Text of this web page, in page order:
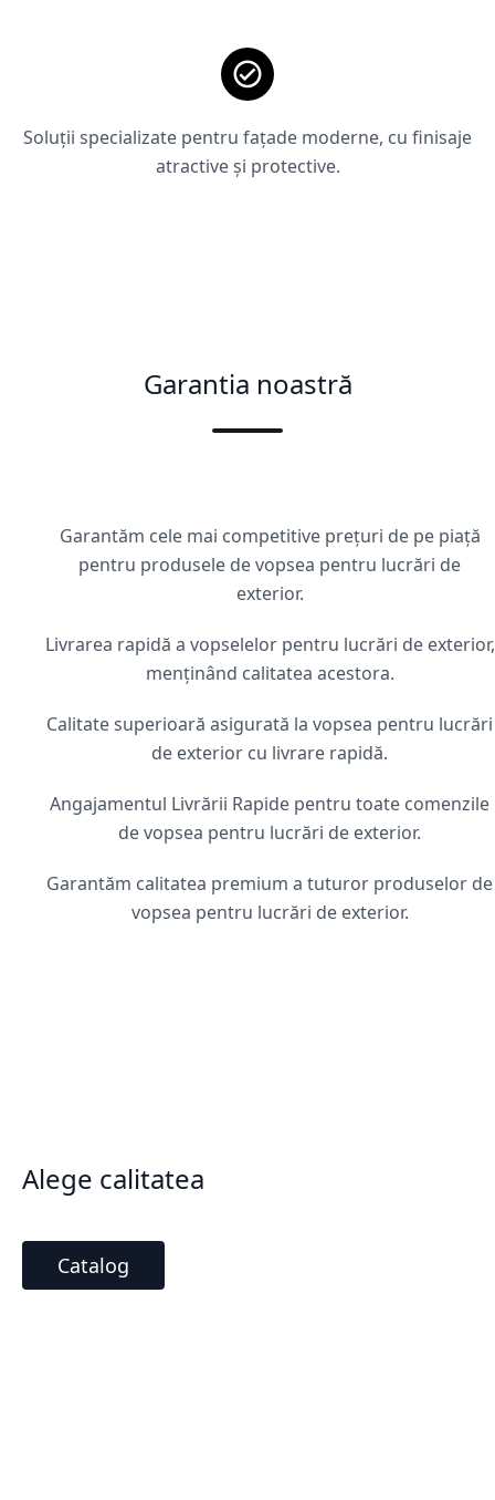
Soluții specializate pentru fațade moderne, cu finisaje
atractive și protective.
Garantia noastră
Garantăm cele mai competitive prețuri de pe piață
pentru produsele de vopsea pentru lucrări de
exterior.
Livrarea rapidă a vopselelor pentru lucrări de exterior,
menținând calitatea acestora.
Calitate superioară asigurată la vopsea pentru lucrări
de exterior cu livrare rapidă.
Angajamentul Livrării Rapide pentru toate comenzile
de vopsea pentru lucrări de exterior.
Garantăm calitatea premium a tuturor produselor de
vopsea pentru lucrări de exterior.
Alege calitatea
Catalog